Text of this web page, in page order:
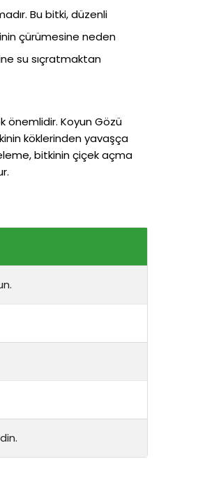
Bu bitki, düzenli
çürümesine neden
su sıçratmaktan
önemlidir. Koyun Gözü
köklerinden yavaşça
bitkinin çiçek açma